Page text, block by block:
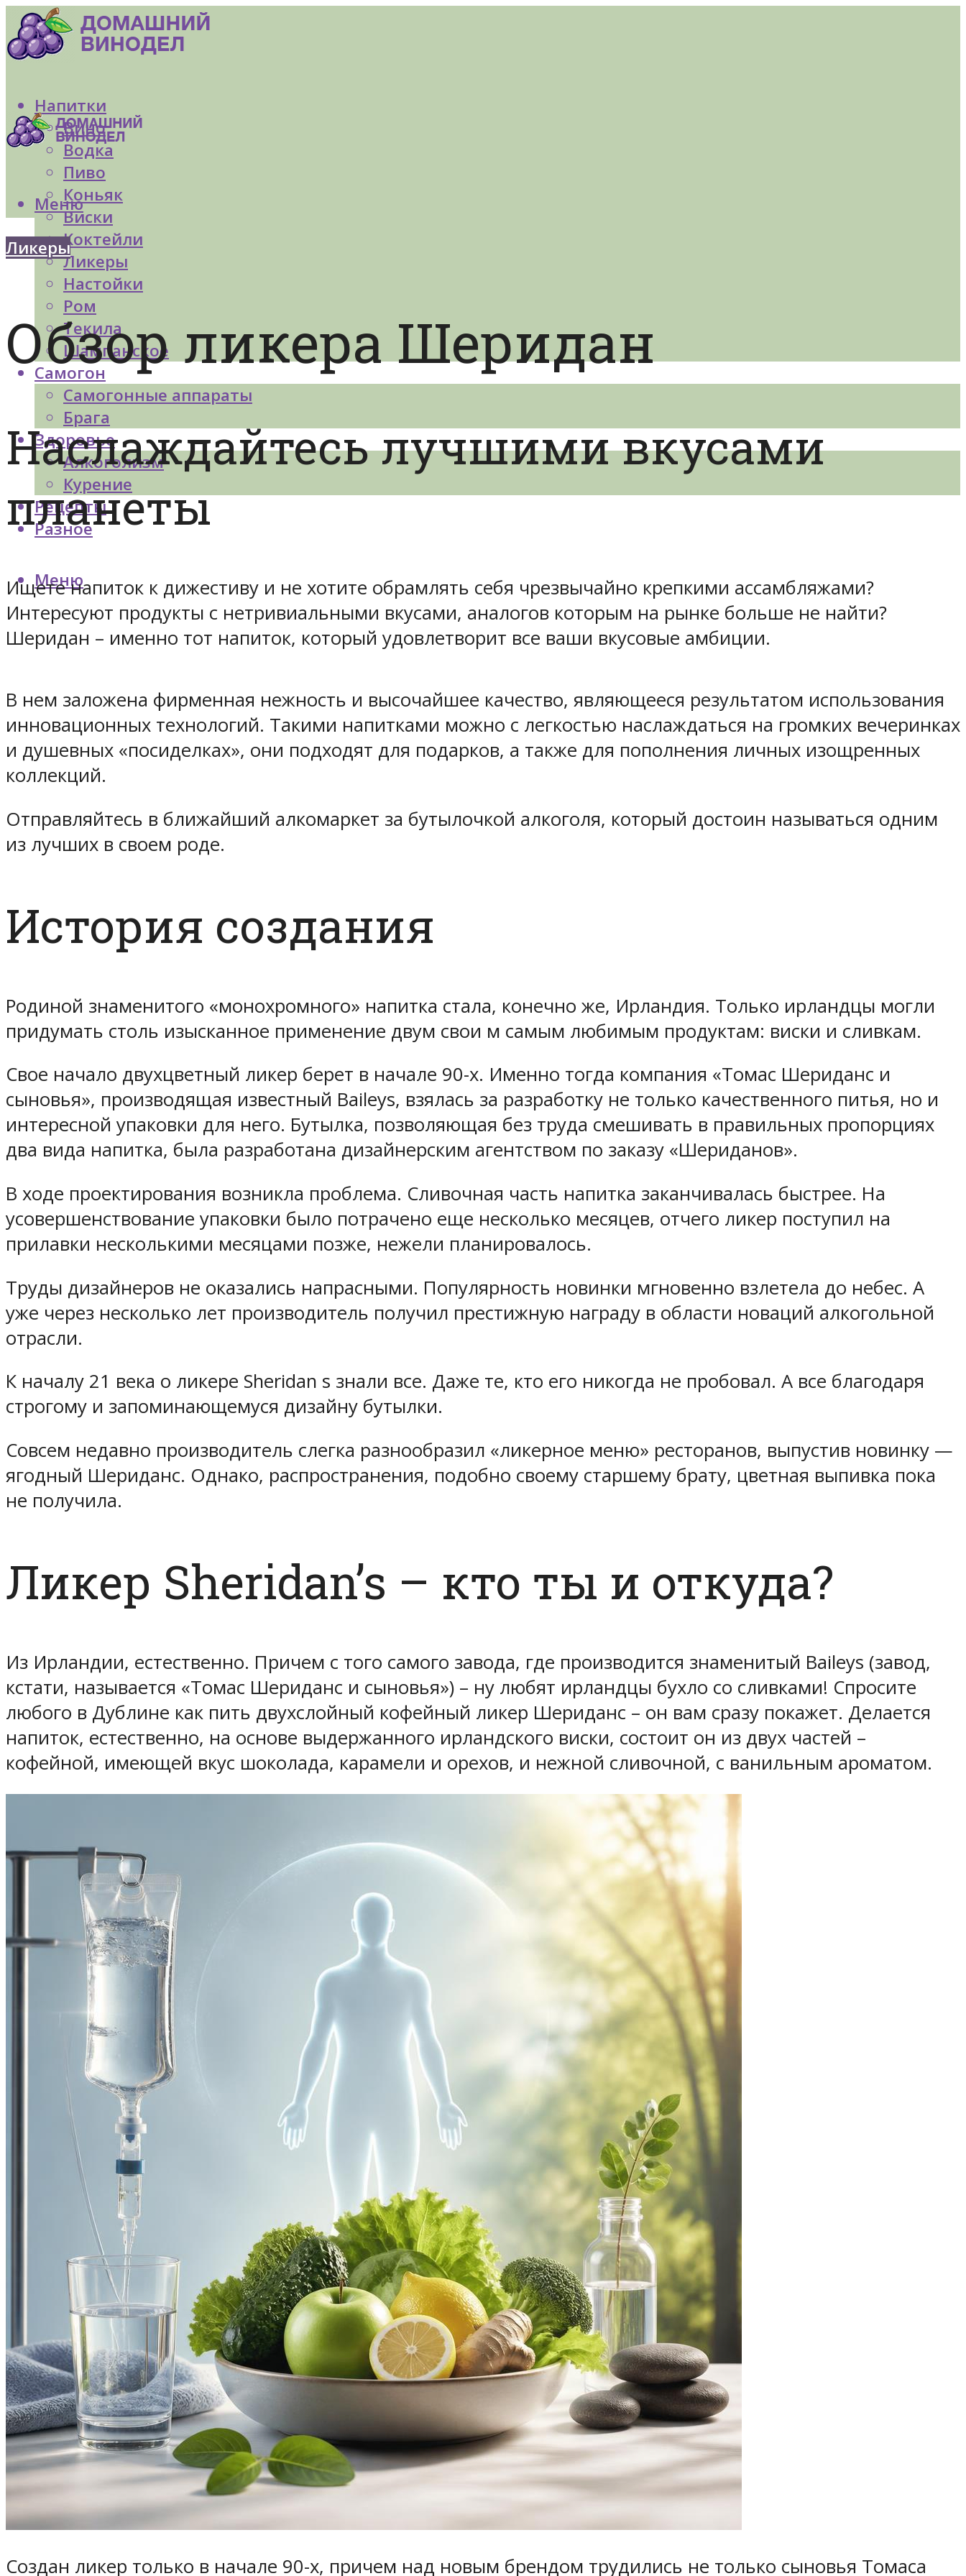
Напитки
Вино
Водка
Пиво
Коньяк
Виски
Коктейли
Ликеры
Настойки
Ром
Текила
Шампанское
Самогон
Самогонные аппараты
Брага
Здоровье
Алкоголизм
Курение
Рецепты
Разное
Меню
Меню
Ликеры
Обзор ликера Шеридан
Наслаждайтесь лучшими вкусами
планеты
Ищете напиток к дижестиву и не хотите обрамлять себя чрезвычайно крепкими ассамбляжами?
Интересуют продукты с нетривиальными вкусами, аналогов которым на рынке больше не найти?
Шеридан – именно тот напиток, который удовлетворит все ваши вкусовые амбиции.
В нем заложена фирменная нежность и высочайшее качество, являющееся результатом использования
инновационных технологий. Такими напитками можно с легкостью наслаждаться на громких вечеринках
и душевных «посиделках», они подходят для подарков, а также для пополнения личных изощренных
коллекций.
Отправляйтесь в ближайший алкомаркет за бутылочкой алкоголя, который достоин называться одним
из лучших в своем роде.
История создания
Родиной знаменитого «монохромного» напитка стала, конечно же, Ирландия. Только ирландцы могли
придумать столь изысканное применение двум свои м самым любимым продуктам: виски и сливкам.
Свое начало двухцветный ликер берет в начале 90-х. Именно тогда компания «Томас Шериданс и
сыновья», производящая известный Baileys, взялась за разработку не только качественного питья, но и
интересной упаковки для него. Бутылка, позволяющая без труда смешивать в правильных пропорциях
два вида напитка, была разработана дизайнерским агентством по заказу «Шериданов».
В ходе проектирования возникла проблема. Сливочная часть напитка заканчивалась быстрее. На
усовершенствование упаковки было потрачено еще несколько месяцев, отчего ликер поступил на
прилавки несколькими месяцами позже, нежели планировалось.
Труды дизайнеров не оказались напрасными. Популярность новинки мгновенно взлетела до небес. А
уже через несколько лет производитель получил престижную награду в области новаций алкогольной
отрасли.
К началу 21 века о ликере Sheridan s знали все. Даже те, кто его никогда не пробовал. А все благодаря
строгому и запоминающемуся дизайну бутылки.
Совсем недавно производитель слегка разнообразил «ликерное меню» ресторанов, выпустив новинку —
ягодный Шериданс. Однако, распространения, подобно своему старшему брату, цветная выпивка пока
не получила.
Ликер Sheridan’s – кто ты и откуда?
Из Ирландии, естественно. Причем с того самого завода, где производится знаменитый Baileys (завод,
кстати, называется «Томас Шериданс и сыновья») – ну любят ирландцы бухло со сливками! Спросите
любого в Дублине как пить двухслойный кофейный ликер Шериданс – он вам сразу покажет. Делается
напиток, естественно, на основе выдержанного ирландского виски, состоит он из двух частей –
кофейной, имеющей вкус шоколада, карамели и орехов, и нежной сливочной, с ванильным ароматом.
Создан ликер только в начале 90-х, причем над новым брендом трудились не только сыновья Томаса